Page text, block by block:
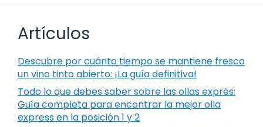
Artículos
Descubre por cuánto tiempo se mantiene fresco
un vino tinto abierto: ¡La guía definitiva!
Todo lo que debes saber sobre las ollas exprés:
Guía completa para encontrar la mejor olla
express en la posición 1 y 2